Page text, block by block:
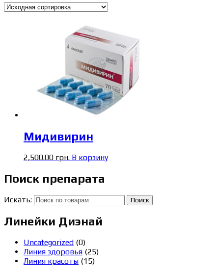
Мидивирин
2,500.00 грн. В корзину
Поиск препарата
Искать: Поиск
Линейки Диэнай
Uncategorized (0)
Линия здоровья (25)
Линия красоты (15)